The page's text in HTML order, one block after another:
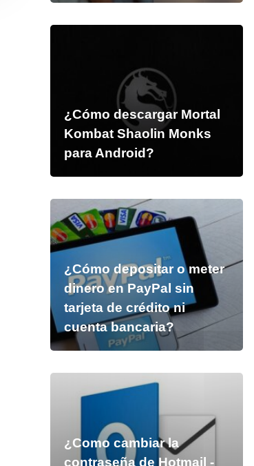
¿Cómo descargar Mortal
Kombat Shaolin Monks
para Android?
¿Cómo depositar o meter
dinero en PayPal sin
tarjeta de crédito ni
cuenta bancaria?
¿Como cambiar la
contraseña de Hotmail -